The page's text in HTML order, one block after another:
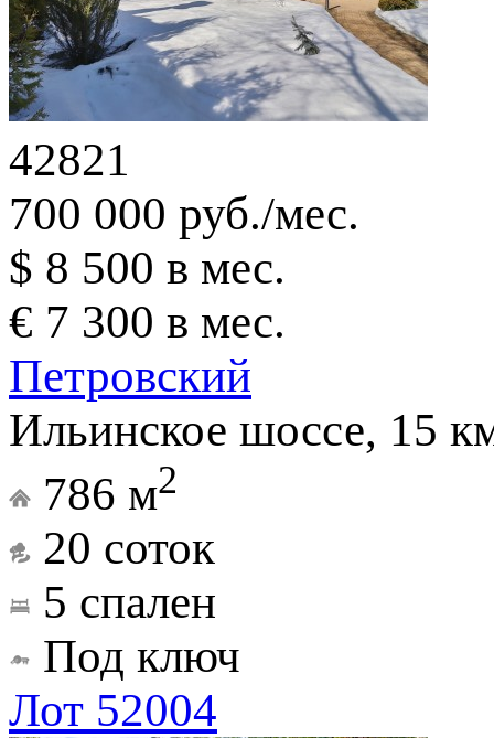
42821
700 000 руб./мес.
$ 8 500 в мес.
€ 7 300 в мес.
Петровский
Ильинское шоссе, 15
786 м2
20 соток
5 спален
Под ключ
Лот 52004